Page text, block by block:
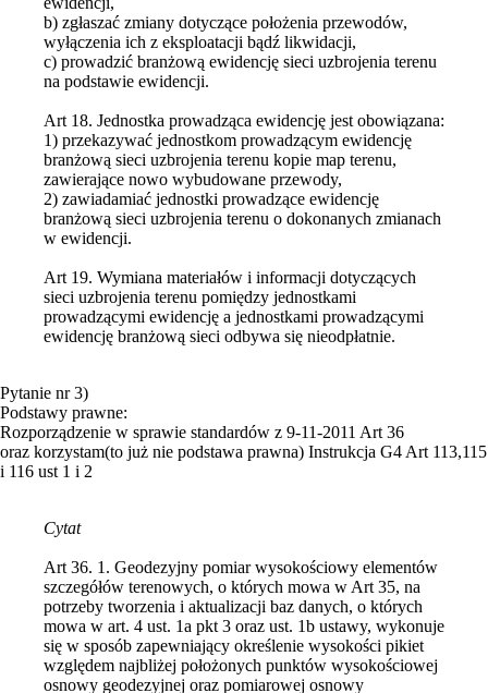
b) zgłaszać zmiany dotyczące położenia przewodów,
wyłączenia ich z eksploatacji bądź likwidacji,
c) prowadzić branżową ewidencję sieci uzbrojenia terenu
na podstawie ewidencji.
Art 18. Jednostka prowadząca ewidencję jest obowiązana:
1) przekazywać jednostkom prowadzącym ewidencję
branżową sieci uzbrojenia terenu kopie map terenu,
zawierające nowo wybudowane przewody,
2) zawiadamiać jednostki prowadzące ewidencję
branżową sieci uzbrojenia terenu o dokonanych zmianach
w ewidencji.
Art 19. Wymiana materiałów i informacji dotyczących
sieci uzbrojenia terenu pomiędzy jednostkami
prowadzącymi ewidencję a jednostkami prowadzącymi
ewidencję branżową sieci odbywa się nieodpłatnie.
Pytanie nr 3)
Podstawy prawne:
Rozporządzenie w sprawie standardów z 9-11-2011 Art 36
oraz korzystam(to już nie podstawa prawna) Instrukcja G4 Art 113,115
i 116 ust 1 i 2
Cytat
Art 36. 1. Geodezyjny pomiar wysokościowy elementów
szczegółów terenowych, o których mowa w Art 35, na
potrzeby tworzenia i aktualizacji baz danych, o których
mowa w art. 4 ust. 1a pkt 3 oraz ust. 1b ustawy, wykonuje
się w sposób zapewniający określenie wysokości pikiet
względem najbliżej położonych punktów wysokościowej
osnowy geodezyjnej oraz pomiarowej osnowy